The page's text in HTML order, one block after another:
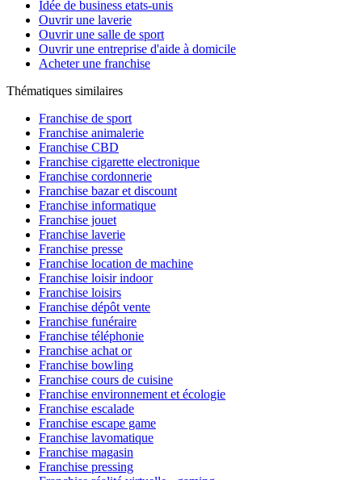
Idée de business etats-unis
Ouvrir une laverie
Ouvrir une salle de sport
Ouvrir une entreprise d'aide à domicile
Acheter une franchise
Thématiques similaires
Franchise de sport
Franchise animalerie
Franchise CBD
Franchise cigarette electronique
Franchise cordonnerie
Franchise bazar et discount
Franchise informatique
Franchise jouet
Franchise laverie
Franchise presse
Franchise location de machine
Franchise loisir indoor
Franchise loisirs
Franchise dépôt vente
Franchise funéraire
Franchise téléphonie
Franchise achat or
Franchise bowling
Franchise cours de cuisine
Franchise environnement et écologie
Franchise escalade
Franchise escape game
Franchise lavomatique
Franchise magasin
Franchise pressing